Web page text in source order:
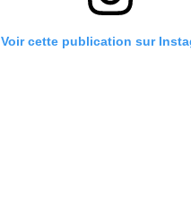
Voir cette publication sur